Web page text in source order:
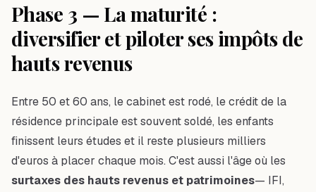
Phase 3 — La maturité :
diversifier et piloter ses impôts de
hauts revenus
Entre 50 et 60 ans, le cabinet est rodé, le crédit de la
résidence principale est souvent soldé, les enfants
finissent leurs études et il reste plusieurs milliers
d'euros à placer chaque mois. C'est aussi l'âge où les
surtaxes des hauts revenus et patrimoines— IFI,